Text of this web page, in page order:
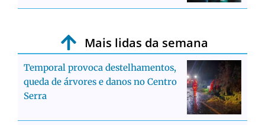
Mais lidas da semana
Temporal provoca destelhamentos,
queda de árvores e danos no Centro
Serra